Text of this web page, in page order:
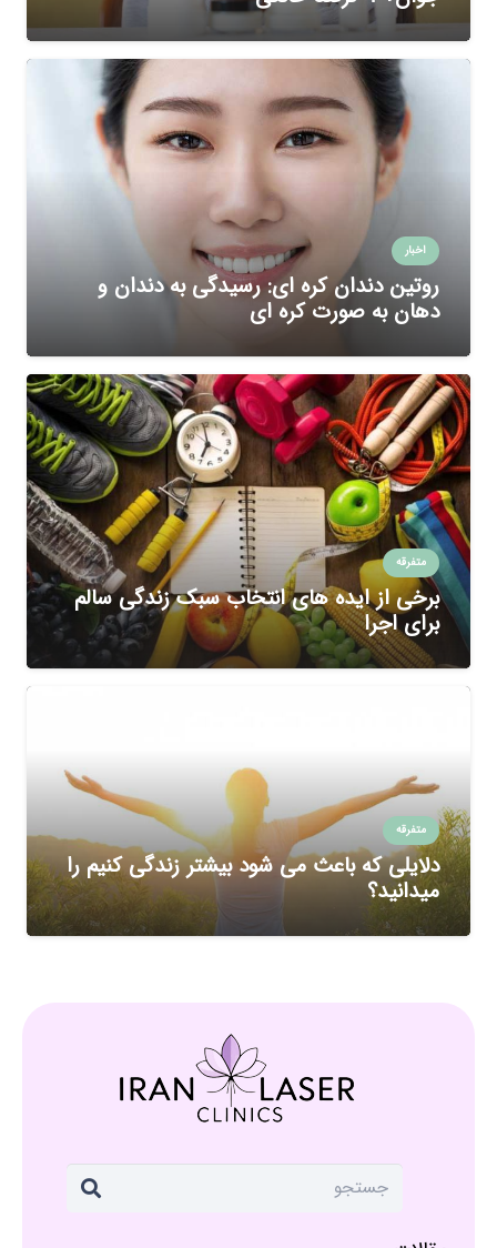
اخبار
روتین دندان کره ای: رسیدگی به دندان و
دهان به صورت کره ای
متفرقه
برخی از ایده های انتخاب سبک زندگی سالم
برای اجرا
متفرقه
دلایلی که باعث می شود بیشتر زندگی کنیم را
میدانید؟